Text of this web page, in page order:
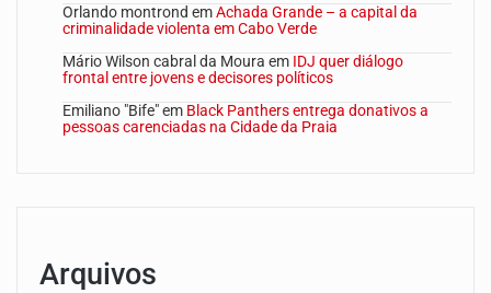
Orlando montrond emAchada Grande – a capital da
criminalidade violenta em Cabo Verde
Mário Wilson cabral da Moura em IDJ quer diálogo
frontal entre jovens e decisores políticos
Emiliano "Bife"em Black Panthers entrega donativos a
pessoas carenciadas na Cidade da Praia
Arquivos